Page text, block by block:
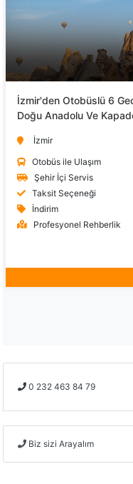
İzmir'den Otobüslü 6
Doğu Anadolu Ve
İzmir
Otobüs ile Ulaşım
Şehir İçi Servis
Taksit Seçeneği
İndirim
Profesyonel Rehberlik
0 232 463 84 79
Biz sizi Arayalım